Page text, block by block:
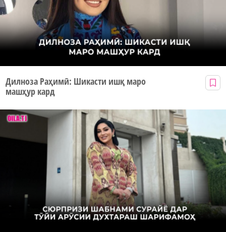
Дилноза Раҳимӣ: Шикасти ишқ маро
машҳур кард